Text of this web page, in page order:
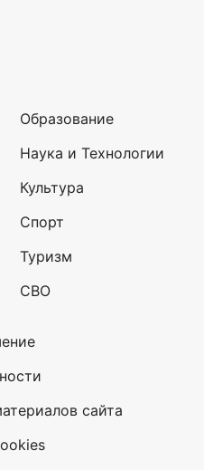
Образование
Наука и Технологии
Культура
Спорт
Туризм
СВО
сайта